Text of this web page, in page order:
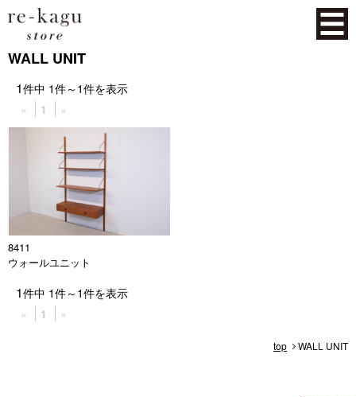
WALL UNIT
1件中 1件～ 1件を表示
«
1 »
8411
ウォールユニット
1件中 1件～ 1件を表示
«
1 »
top WALL UNIT